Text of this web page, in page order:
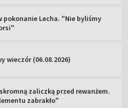
pokonanie Lecha. "Nie byliśmy
wieczór (06.08.2026)
zaliczką przed rewanżem.
zabrakło"